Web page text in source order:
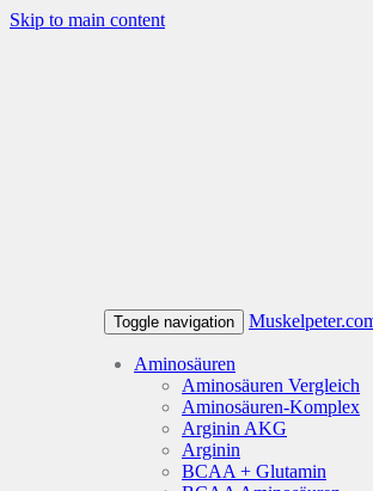
Skip to main content
Toggle navigation
Aminosäuren
Aminosäuren Vergleich
Aminosäuren-Komplex
Arginin AKG
Arginin
BCAA + Glutamin